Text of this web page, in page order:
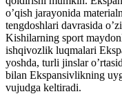
o’qish jarayonida
tengdoshlari davrasida
Kishilarning sport
ishqivozlik luqmalari
yoshda, turli jinslar
bilan Ekspansivlikning
vujudga keltiradi.